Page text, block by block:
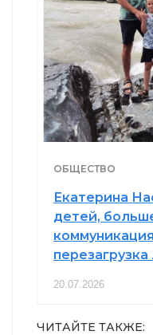
ОБЩЕСТВО
Екатерина
детей,
20.07.2026
ЧИТАЙТЕ ТАКЖЕ: